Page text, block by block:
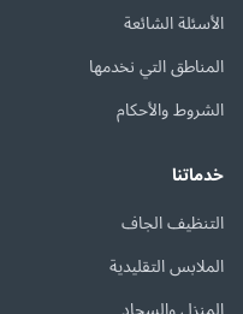
الأسئلة الشائعة
المناطق التي نخدمها
الشروط والأحكام
خدماتنا
التنظيف الجاف
الملابس التقليدية